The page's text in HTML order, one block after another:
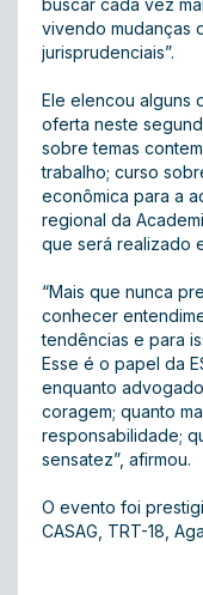
buscar cada vez
vivendo mudanças
jurisprudenciais”.
Ele elencou alguns
oferta neste
sobre temas
trabalho; curso
econômica para a
regional da
que será realizado
“Mais que nunca
conhecer
tendências e para
Esse é o papel da
enquanto
coragem; quanto
responsabilidade;
sensatez”, afirmou.
O evento foi
CASAG, TRT-18,